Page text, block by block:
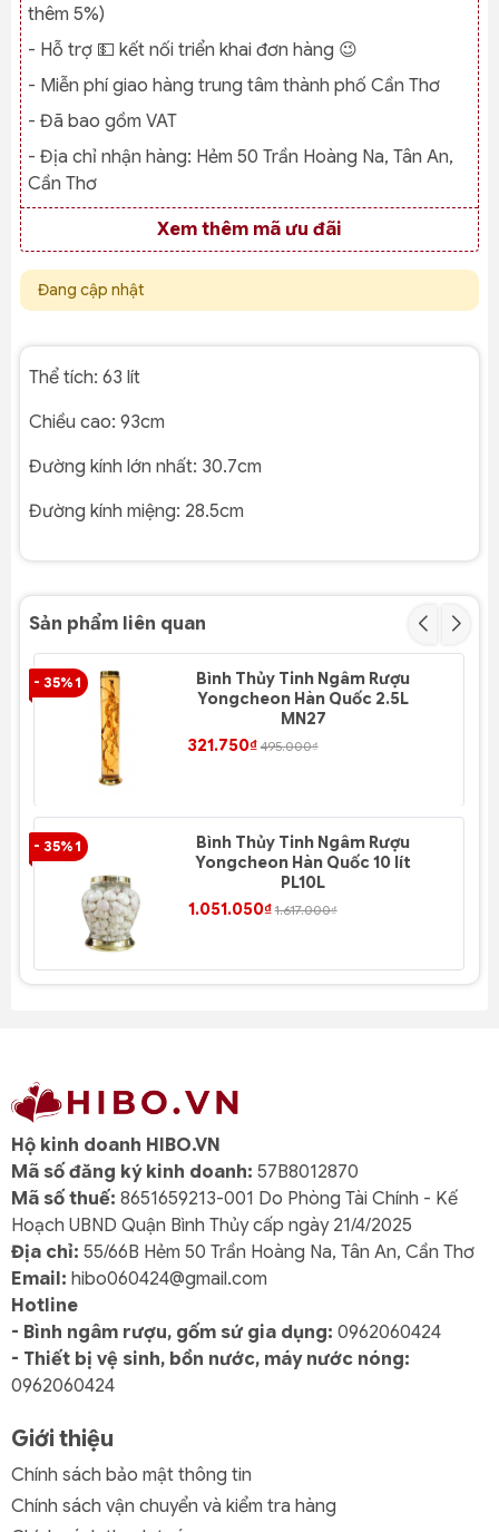
thêm 5%)
- Hỗ trợ 💵 kết nối triển khai đơn hàng 😉
- Miễn phí giao hàng trung tâm thành phố Cần Thơ
- Đã bao gồm VAT
- Địa chỉ nhận hàng: Hẻm 50 Trần Hoàng Na, Tân An,
Cần Thơ
Xem thêm mã ưu đãi
Đang cập nhật
Thể tích: 63 lít
Chiều cao: 93cm
Đường kính lớn nhất: 30.7cm
Đường kính miệng: 28.5cm
Sản phẩm liên quan
- 35% 1
Bình Thủy Tinh Ngâm Rượu
Yongcheon Hàn Quốc 2.5L
MN27
321.750₫ 495.000₫
- 35% 1
Bình Thủy Tinh Ngâm Rượu
Yongcheon Hàn Quốc 10 lít
PL10L
1.051.050₫ 1.617.000₫
Hộ kinh doanh HIBO.VN
Mã số đăng ký kinh doanh: 57B8012870
Mã số thuế: 8651659213-001 Do Phòng Tài Chính - Kế
Hoạch UBND Quận Bình Thủy cấp ngày 21/4/2025
Địa chỉ: 55/66B Hẻm 50 Trần Hoàng Na, Tân An, Cần Thơ
Email: hibo060424@gmail.com
Hotline
- Bình ngâm rượu, gốm sứ gia dụng: 0962060424
- Thiết bị vệ sinh, bồn nước, máy nước nóng:
0962060424
Giới thiệu
Chính sách bảo mật thông tin
Chính sách vận chuyển và kiểm tra hàng